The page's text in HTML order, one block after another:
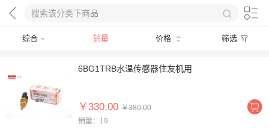
综合 销量 价格 筛选
6BG1TRB水温传感器住友机用
￥330.00 ￥380.00
销量：19